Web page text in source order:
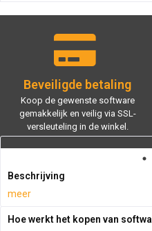
Beveiligde betaling
Koop de gewenste software
gemakkelijk en veilig via SSL-
versleuteling in de winkel.
Beschrijving
meer
Hoe werkt het kopen van